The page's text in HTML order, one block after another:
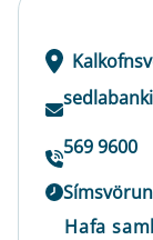
569 9600
Hafa